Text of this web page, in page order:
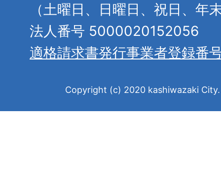
（土曜日、日曜日、祝日、年
法人番号 5000020152056
適格請求書発行事業者登録番
Copyright (c) 2020 kashiwazaki